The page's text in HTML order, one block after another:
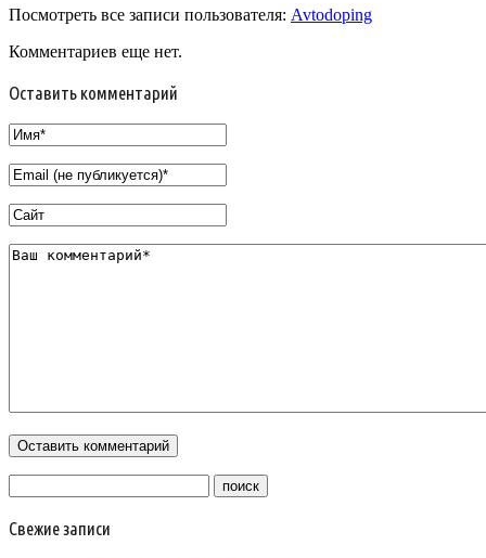
Посмотреть все записи пользователя: Avtodoping
Комментариев еще нет.
Оставить комментарий
Свежие записи